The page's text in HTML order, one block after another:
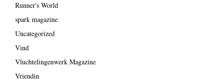
Runner's World
spark magazine
Uncategorized
Vind
Vluchtelingenwerk Magazine
Vriendin